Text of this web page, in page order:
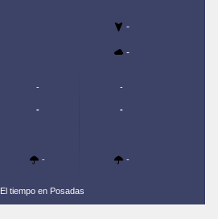
-
-
-
-
-
-
-
-
El tiempo en Posadas